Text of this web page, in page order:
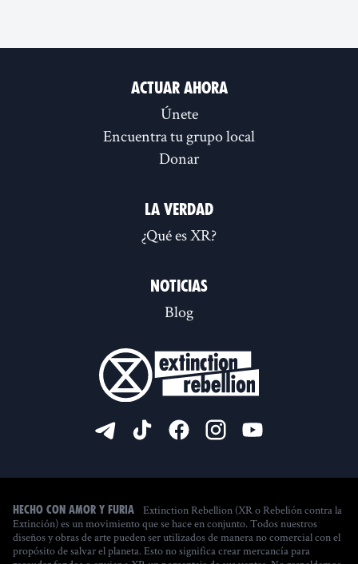
Actuar ahora
Únete
Encuentra tu grupo local
Donar
La verdad
¿Qué es XR?
Noticias
Blog
Hecho con amor y furia
Extinction Rebellion (XR o Rebelión contra la
Extinción) es un movimiento que se hace en conjunto. Todos nuestros
diseños y obras de arte pueden ser utilizados de manera no comercial con el
propósito de salvar el planeta. Esto no significa crear mercancía para